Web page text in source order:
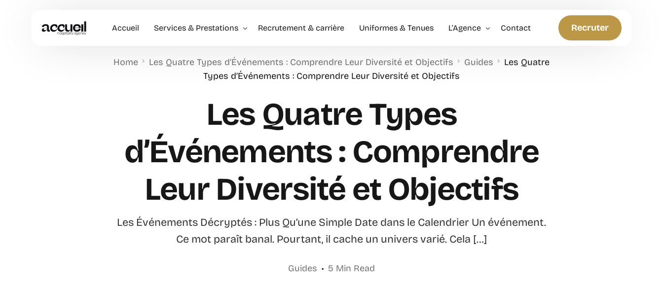
Accueil Services & Prestations
Hôtesses d’accueil événementiel & Hôtes
Animation Commerciale
Recrutement & carrière Uniformes & Tenues L’Agence
Politique RH
Contact Recruter
Home Les Quatre Types d’Événements : Comprendre Leur Diversité et Objectifs Guides
Les Quatre
Types d’Événements : Comprendre Leur Diversité et Objectifs
Les Quatre Types
d’Événements : Comprendre
Leur Diversité et Objectifs
Les Événements Décryptés : Plus Qu’une Simple Date dans le Calendrier Un événement.
Ce mot paraît banal. Pourtant, il cache un univers varié. Cela […]
Guides 5 Min Read